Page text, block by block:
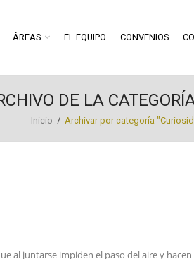
ÁREAS EL EQUIPO CONVENIOS
DE LA
Inicio / Archivar por categoría
al juntarse impiden el paso del aire y